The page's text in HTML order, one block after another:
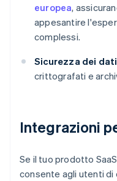
europea,
appesantire
complessi.
Sicurezza dei
crittografati e
Integrazioni
Se il tuo prodotto
consente agli utenti